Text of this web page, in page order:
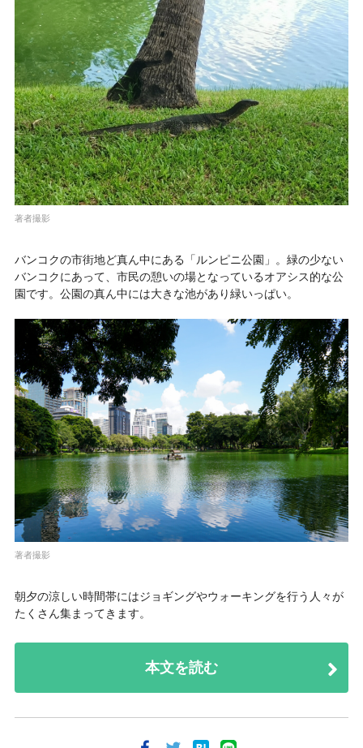
著者撮影
バンコクの市街地ど真ん中にある「ルンピニ公園」。緑の少ない
バンコクにあって、市民の憩いの場となっているオアシス的な公
園です。公園の真ん中には大きな池があり緑いっぱい。
著者撮影
朝夕の涼しい時間帯にはジョギングやウォーキングを行う人々が
たくさん集まってきます。
本文を読む